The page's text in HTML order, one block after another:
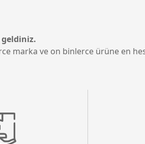
geldiniz.
marka ve on binlerce ürüne en